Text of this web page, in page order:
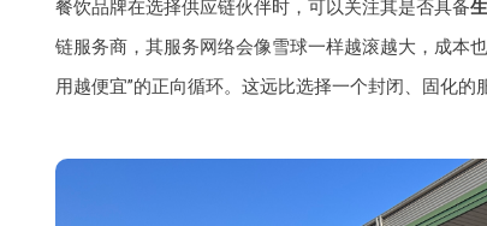
餐饮品牌在选择供应链伙伴时，可以关注其是否具备
链服务商，其服务网络会像雪球一样越滚越大，成本
用越便宜”的正向循环。这远比选择一个封闭、固化的